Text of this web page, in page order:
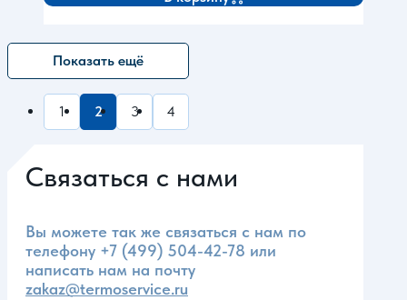
Показать ещё
1 2 3 4
Связаться с нами
Вы можете так же связаться с нам по
телефону +7 (499) 504-42-78 или
написать нам на почту
zakaz@termoservice.ru